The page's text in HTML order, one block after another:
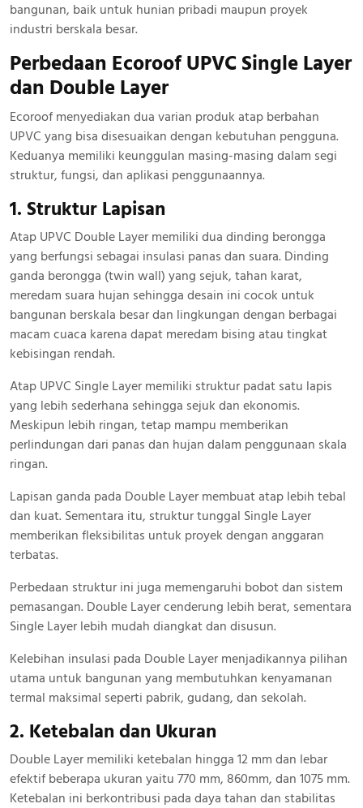
bangunan, baik untuk hunian pribadi maupun proyek
industri berskala besar.
Perbedaan Ecoroof UPVC Single Layer
dan Double Layer
Ecoroof menyediakan dua varian produk atap berbahan
UPVC yang bisa disesuaikan dengan kebutuhan pengguna.
Keduanya memiliki keunggulan masing-masing dalam segi
struktur, fungsi, dan aplikasi penggunaannya.
1. Struktur Lapisan
Atap UPVC Double Layer memiliki dua dinding berongga
yang berfungsi sebagai insulasi panas dan suara. Dinding
ganda berongga (twin wall) yang sejuk, tahan karat,
meredam suara hujan sehingga desain ini cocok untuk
bangunan berskala besar dan lingkungan dengan berbagai
macam cuaca karena dapat meredam bising atau tingkat
kebisingan rendah.
Atap UPVC Single Layer memiliki struktur padat satu lapis
yang lebih sederhana sehingga sejuk dan ekonomis.
Meskipun lebih ringan, tetap mampu memberikan
perlindungan dari panas dan hujan dalam penggunaan skala
ringan.
Lapisan ganda pada Double Layer membuat atap lebih tebal
dan kuat. Sementara itu, struktur tunggal Single Layer
memberikan fleksibilitas untuk proyek dengan anggaran
terbatas.
Perbedaan struktur ini juga memengaruhi bobot dan sistem
pemasangan. Double Layer cenderung lebih berat, sementara
Single Layer lebih mudah diangkat dan disusun.
Kelebihan insulasi pada Double Layer menjadikannya pilihan
utama untuk bangunan yang membutuhkan kenyamanan
termal maksimal seperti pabrik, gudang, dan sekolah.
2. Ketebalan dan Ukuran
Double Layer memiliki ketebalan hingga 12 mm dan lebar
efektif beberapa ukuran yaitu 770 mm, 860mm, dan 1075 mm.
Ketebalan ini berkontribusi pada daya tahan dan stabilitas